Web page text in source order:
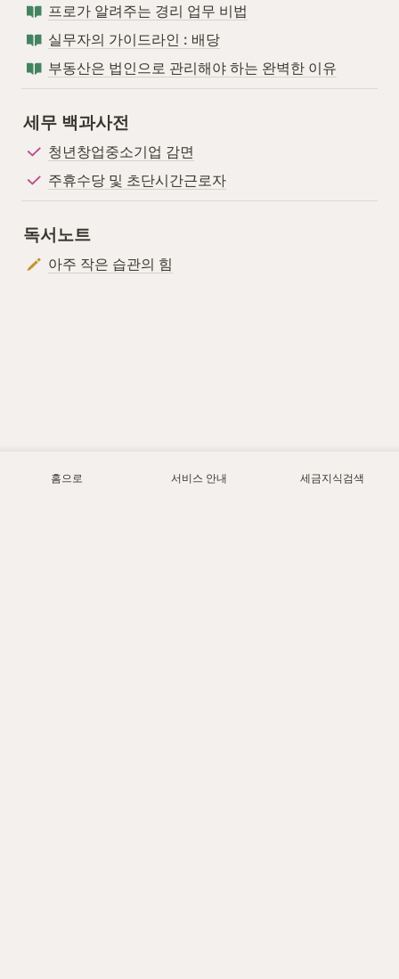
프로가 알려주는 경리 업무 비법
실무자의 가이드라인 : 배당
부동산은 법인으로 관리해야 하는 완벽한 이유
세무 백과사전
청년창업중소기업 감면
주휴수당 및 초단시간근로자
독서노트
아주 작은 습관의 힘
홈으로 서비스 안내 세금지식검색